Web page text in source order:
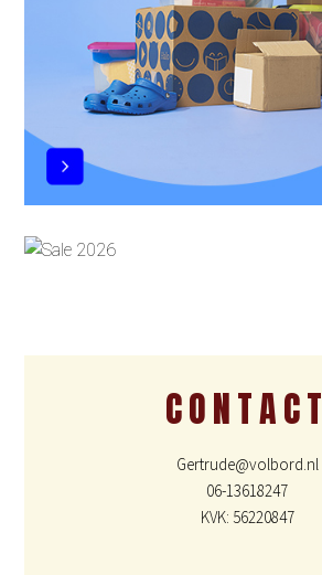
CONTACT
Gertrude@volbord.nl
06-13618247
KVK: 56220847